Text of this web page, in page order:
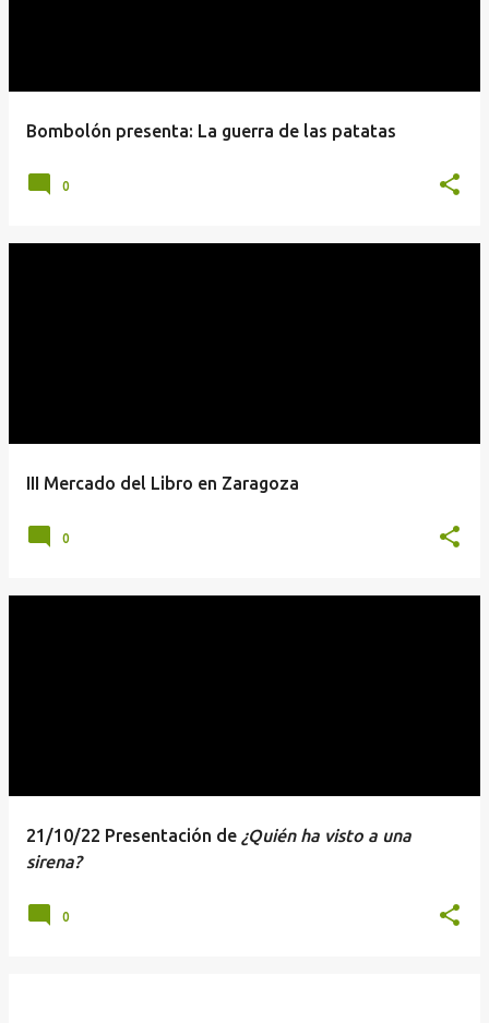
Bombolón presenta: La guerra de las patatas
0
III Mercado del Libro en Zaragoza
0
21/10/22 Presentación de ¿Quién ha visto a una
sirena?
0